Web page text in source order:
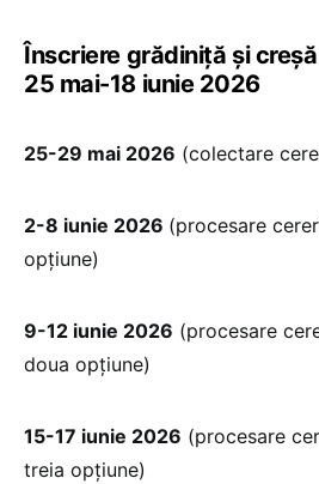
Înscriere grădiniță și
25 mai-18 iunie 2026
25-29 mai 2026 (colectare
2-8 iunie 2026 (procesare
opțiune)
9-12 iunie 2026 (procesare
doua opțiune)
15-17 iunie 2026 (procesare
treia opțiune)